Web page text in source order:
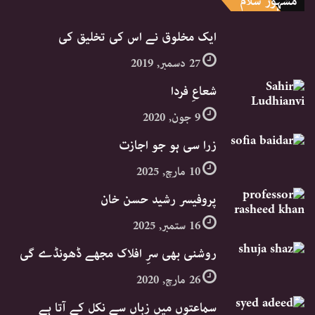
ایک مخلوق نے اس کی تخلیق کی
27 دسمبر, 2019
شعاعِ فردا
9 جون, 2020
زرا سی ہو جو اجازت
10 مارچ, 2025
پروفیسر رشید حسن خان
16 ستمبر, 2025
روشنی بھی سرِ افلاک مجھے ڈھونڈے گی
26 مارچ, 2020
سماعتوں میں زباں سے نکل کے آتا ہے